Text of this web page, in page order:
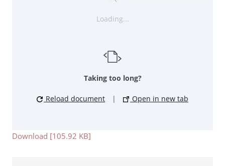
Loading...
Taking too long?
Reload document | Open in new tab
Download [105.92 KB]